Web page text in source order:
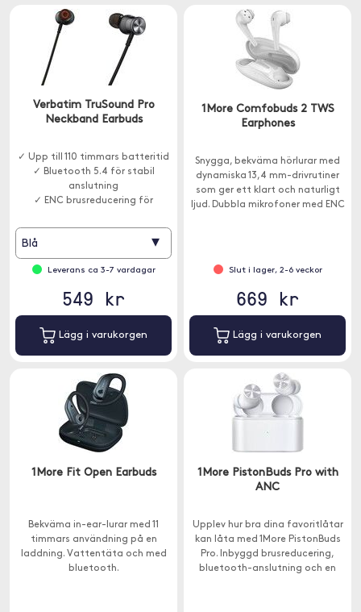
Verbatim TruSound Pro
Neckband Earbuds
✓ Upp till 110 timmars batteritid
✓ Bluetooth 5.4 för stabil
anslutning
✓ ENC brusreducering för
Blå ▾
Leverans ca 3-7 vardagar
549 kr
Lägg i varukorgen
1More Comfobuds 2 TWS
Earphones
Snygga, bekväma hörlurar med
dynamiska 13,4 mm-drivrutiner
som ger ett klart och naturligt
ljud. Dubbla mikrofoner med ENC
Slut i lager, 2-6 veckor
669 kr
Lägg i varukorgen
1More Fit Open Earbuds
Bekväma in-ear-lurar med 11
timmars användning på en
laddning. Vattentäta och med
bluetooth.
1More PistonBuds Pro with
ANC
Upplev hur bra dina favoritlåtar
kan låta med 1More PistonBuds
Pro. Inbyggd brusreducering,
bluetooth-anslutning och en